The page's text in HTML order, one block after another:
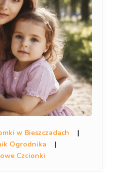
w Bieszczadach
|
Ogrodnika
|
Czcionki